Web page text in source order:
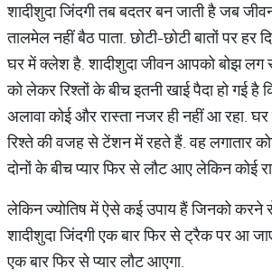
शादीशुदा जिंदगी तब बदतर बन जाती है जब
तालमेल नहीं बैठ पाता. छोटी-छोटी बातों पर हर
घर में क्लेश है. शादीशुदा जीवन आपको बोझ लग
को लेकर रिश्तों के बीच इतनी खाई पैदा हो गई है
अलावा कोई और रास्ता नजर ही नहीं आ रहा.
रिश्ते की वजह से टेंशन में रहते हैं. वह लगातार
दोनों के बीच प्यार फिर से लौट आए लेकिन कोई
लेकिन ज्योतिष में ऐसे कई उपाय हैं जिनको करने
शादीशुदा जिंदगी एक बार फिर से ट्रैक पर आ
एक बार फिर से प्यार लौट आएगा.